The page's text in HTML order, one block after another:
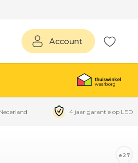
Account
4 jaar garantie op LED
e27